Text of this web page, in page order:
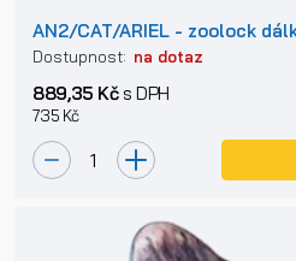
AN2/CAT/ARIEL - zoolock
Dostupnost: na dotaz
889,35 Kčs DPH
735 Kč